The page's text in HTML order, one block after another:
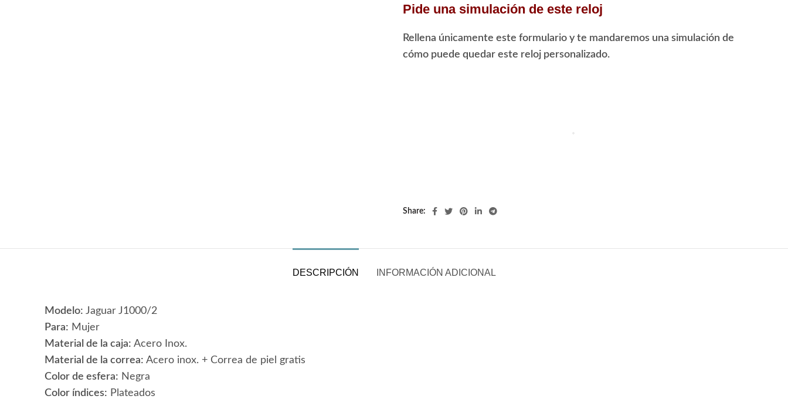
Pide una simulación de este reloj
Rellena únicamente este formulario y te mandaremos una simulación de
cómo puede quedar este reloj personalizado.
Share
DESCRIPCIÓN INFORMACIÓN ADICIONAL
Modelo: Jaguar J1000/2
Para: Mujer
Material de la caja: Acero Inox.
Material de la correa: Acero inox. + Correa de piel gratis
Color de esfera: Negra
Color índices: Plateados